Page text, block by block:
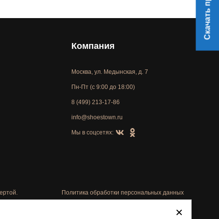
Компания
Москва, ул. Медынская, д. 7
Пн-Пт (с 9:00 до 18:00)
8 (499) 213-17-86
info@shoestown.ru
Мы в соцсетях:
Политика обработки персональных данных